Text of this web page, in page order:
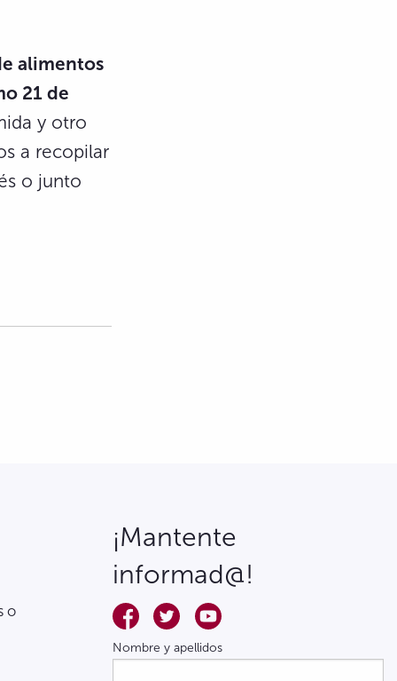
alimentos
21 de
y otro
a recopilar
o junto
o
¡Mantente
informad@!
Nombre y apellidos